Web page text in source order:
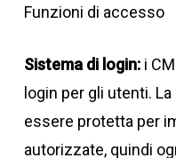
Funzioni di accesso
Sistema di login:i
login per gli utenti.
essere protetta per
autorizzate, quindi